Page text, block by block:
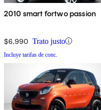
2010 smart fortwo passion
$6,990 Trato justo
Incluye tarifas de conc.